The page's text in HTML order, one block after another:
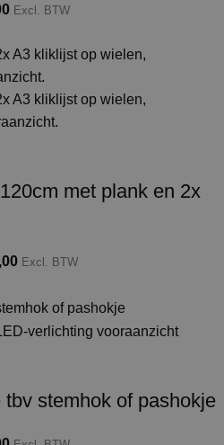
Excl. BTW
met plank en 2x
Excl. BTW
stemhok of pashokje